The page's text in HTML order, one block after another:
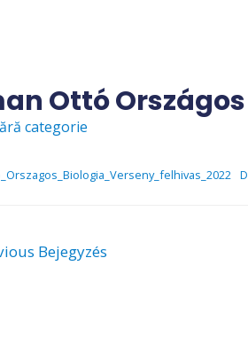
Ottó
categorie
Bejegyzés